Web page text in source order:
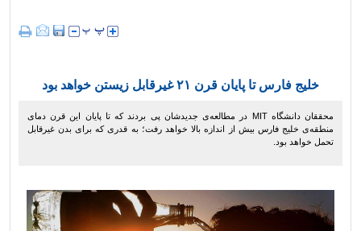
خلیج فارس تا پایان قرن ۲۱ غیرقابل زیستن خواهد بود
محققان دانشگاه MIT در مطالعه‌ی جدیدشان پی بردند که تا پایان این قرن دمای
منطقه‌ی خلیج فارس بیش از اندازه بالا خواهد رفت؛ به قدری که برای بدن غیرقابل
تحمل خواهد بود.